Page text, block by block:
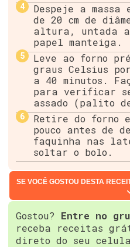
Despeje a massa
de 20 cm de
altura, untada
papel manteiga.
Leve ao forno
graus Celsius
a 40 minutos.
para verificar se
assado (palito
Retire do forno
pouco antes de
faquinha nas
soltar o bolo.
SE VOCÊ GOSTOU DESTA
Gostou? Entre no
receba receitas
direto do seu